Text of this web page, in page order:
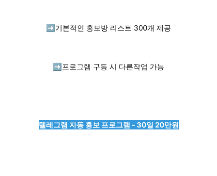
➡️ 기본적인 홍보방 리스트 300개 제공
➡️ 프로그램 구동 시 다른작업 가능
텔레그램 자동 홍보 프로그램 - 30일 20만원